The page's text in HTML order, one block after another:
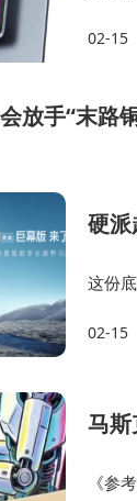
机，
02-15
放手“末路
硬
这份
了征
02-15
马
《参